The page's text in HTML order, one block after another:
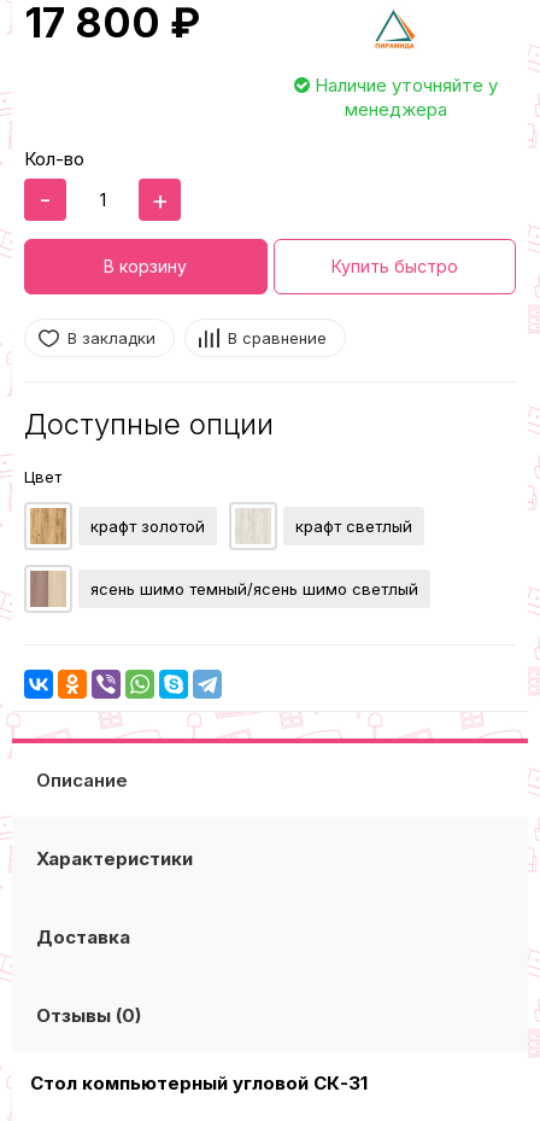
17 800 ₽
Наличие уточняйте у
менеджера
Кол-во
- +
В корзину Купить быстро
В закладки В сравнение
Доступные опции
Цвет
крафт золотой крафт светлый
ясень шимо темный/ясень шимо светлый
Описание
Характеристики
Доставка
Отзывы (0)
Cтол компьютерный угловой СК-31